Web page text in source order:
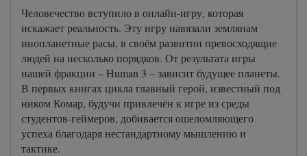
Человечество вступило в онлайн-игру, которая
искажает реальность. Эту игру навязали землянам
инопланетные расы, в своём развитии превосходящие
людей на несколько порядков. От результата игры
нашей фракции – Human 3 – зависит будущее планеты.
В первых книгах цикла главный герой, известный под
ником Комар, будучи привлечён к игре из среды
студентов-геймеров, добивается ошеломляющего
успеха благодаря нестандартному мышлению и
тактике.